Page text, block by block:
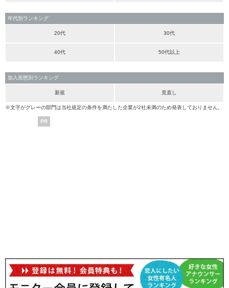
年代別ランキング
20代 30代
40代 50代以上
加入形態別ランキング
新規 見直し
※文字がグレーの部門は当社規定の条件を満たした企業が2社未満のため発表しておりません。
PR